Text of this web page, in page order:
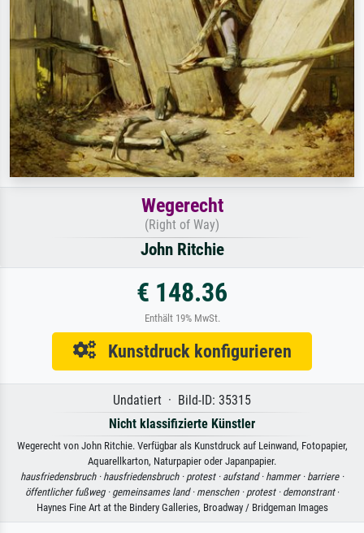
Wegerecht
(Right of Way)
John Ritchie
€ 148.36
Enthält 19% MwSt.
Kunstdruck konfigurieren
Undatiert · Bild-ID: 35315
Nicht klassifizierte Künstler
Wegerecht von John Ritchie. Verfügbar als Kunstdruck auf Leinwand, Fotopapier,
Aquarellkarton, Naturpapier oder Japanpapier.
hausfriedensbruch · hausfriedensbruch · protest · aufstand · hammer · barriere ·
öffentlicher fußweg · gemeinsames land · menschen · protest · demonstrant·
Haynes Fine Art at the Bindery Galleries, Broadway / Bridgeman Images